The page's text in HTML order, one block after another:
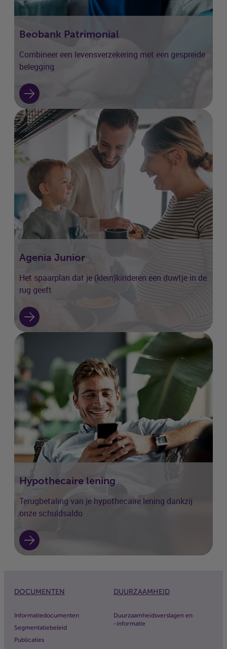
Beobank Patrimonial
Combineer een levensverzekering met een gespreide
belegging
Agenia Junior
Het spaarplan dat je (klein)kinderen een duwtje in de
rug geeft
Hypothecaire lening
Terugbetaling van je hypothecaire lening dankzij
onze schuldsaldo
DOCUMENTEN
Informatiedocumenten
Segmentatiebeleid
Publicaties
DUURZAAMHEID
Duurzaamheidsverslagen en
-informatie